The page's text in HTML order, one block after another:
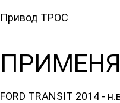
Привод ТРОС
FORD TRANSIT 2014 -